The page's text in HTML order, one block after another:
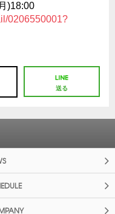
)18:00
0206550001?
送る